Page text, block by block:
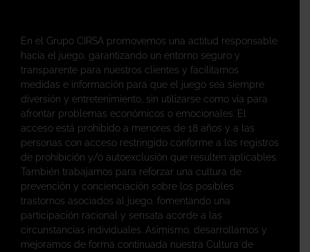
En el Grupo CIRSA promovemos una actitud responsable
hacia el juego, garantizando un entorno seguro y
transparente para nuestros clientes y facilitamos
medidas e información para que el juego sea siempre
diversión y entretenimiento, sin utilizarse como vía para
afrontar problemas económicos o emocionales. El
acceso está prohibido a menores de 18 años y a las
personas con acceso restringido conforme a los registros
de prohibición y/o autoexclusión que resulten aplicables.
También trabajamos para reforzar una cultura de
prevención y concienciación sobre los posibles
trastornos asociados al juego, fomentando una
participación racional y sensata acorde a las
circunstancias individuales. Asimismo, desarrollamos y
mejoramos de forma continuada nuestra Cultura de